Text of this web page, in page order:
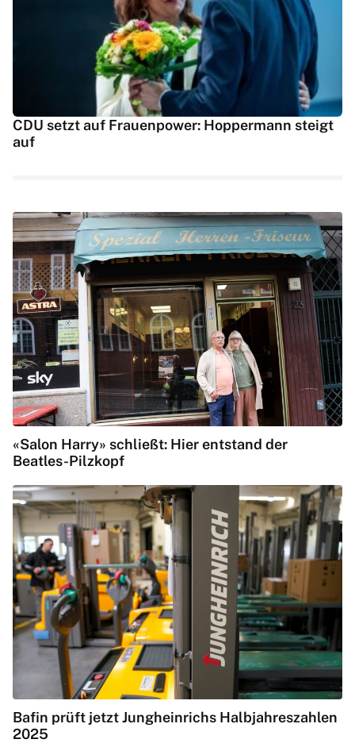
CDU setzt auf Frauenpower: Hoppermann steigt
auf
«Salon Harry» schließt: Hier entstand der
Beatles-Pilzkopf
Bafin prüft jetzt Jungheinrichs Halbjahreszahlen
2025